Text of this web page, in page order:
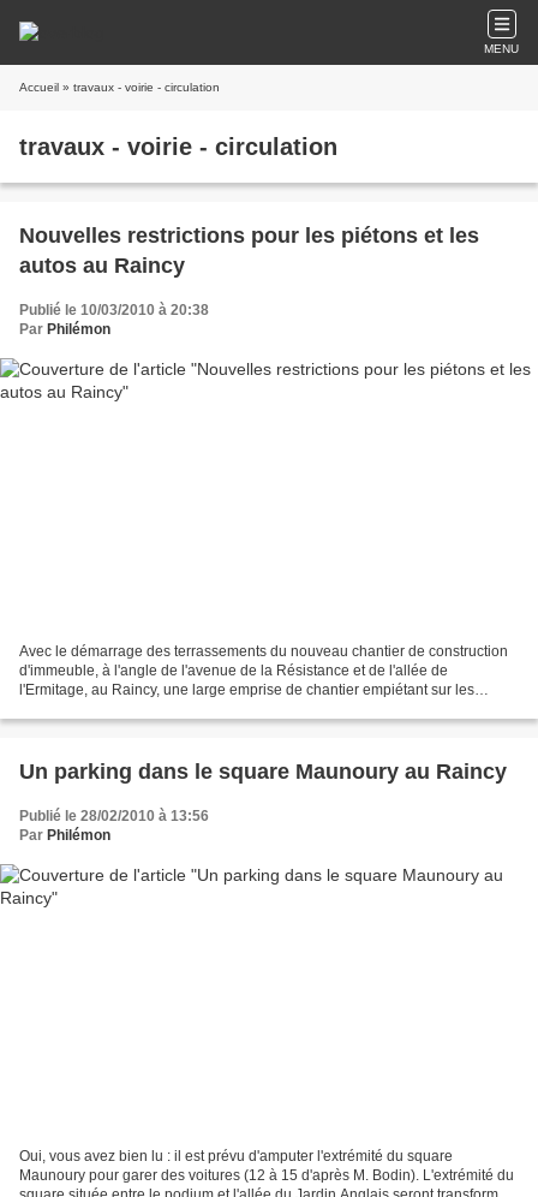
MENU
Accueil » travaux - voirie - circulation
travaux - voirie - circulation
Nouvelles restrictions pour les piétons et les
autos au Raincy
Publié le 10/03/2010 à 20:38
Par Philémon
Avec le démarrage des terrassements du nouveau chantier de construction
d'immeuble, à l'angle de l'avenue de la Résistance et de l'allée de
l'Ermitage, au Raincy, une large emprise de chantier empiétant sur les
Un parking dans le square Maunoury au Raincy
Publié le 28/02/2010 à 13:56
Par Philémon
Oui, vous avez bien lu : il est prévu d'amputer l'extrémité du square
Maunoury pour garer des voitures (12 à 15 d'après M. Bodin). L'extrémité du